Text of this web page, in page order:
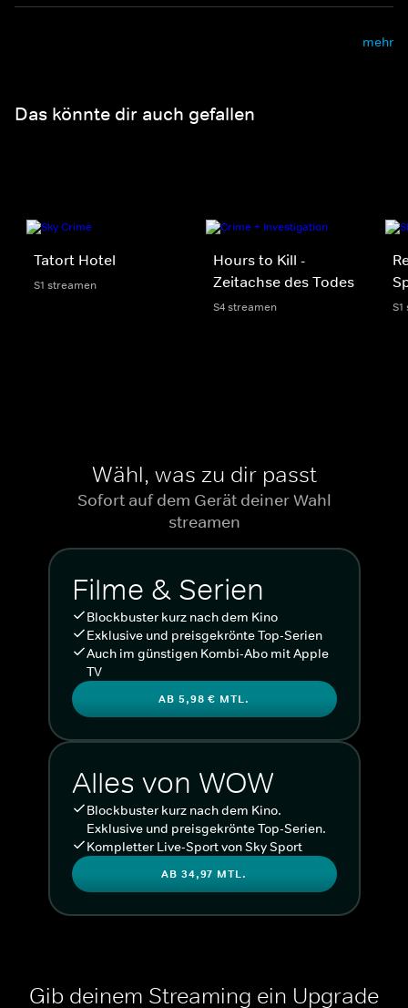
mehr
Das könnte dir auch gefallen
Tatort Hotel
S1 streamen
Hours to Kill -
Zeitachse des Todes
S4 streamen
Wähl, was zu dir passt
Sofort auf dem Gerät deiner Wahl
streamen
Filme & Serien
Blockbuster kurz nach dem Kino
Exklusive und preisgekrönte Top-Serien
Auch im günstigen Kombi-Abo mit Apple
TV
AB 5,98 € MTL.
Alles von WOW
Blockbuster kurz nach dem Kino.
Exklusive und preisgekrönte Top-Serien.
Kompletter Live-Sport von Sky Sport
AB 34,97 MTL.
Gib deinem Streaming ein Upgrade